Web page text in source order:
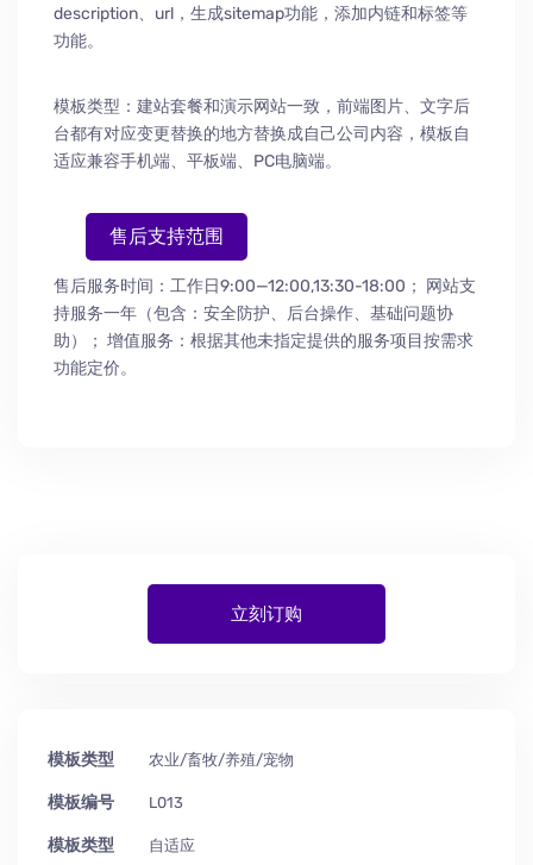
description、url，生成sitemap功能，添加内链和标签等
功能。
模板类型：建站套餐和演示网站一致，前端图片、文字后
台都有对应变更替换的地方替换成自己公司内容，模板自
适应兼容手机端、平板端、PC电脑端。
售后支持范围
售后服务时间：工作日9:00—12:00,13:30-18:00；
网站支
持服务一年（包含：安全防护、 后台操作、 基础问题协
助）
； 增值服务：根据其他未指定提供的服务项目按需求
功能定价。
立刻订购
模板类型 农业/畜牧/养殖/宠物
模板编号 L013
模板类型 自适应